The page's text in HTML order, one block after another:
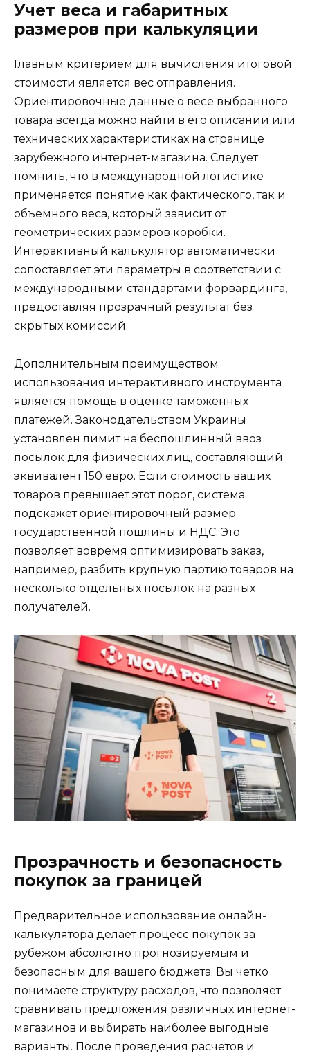
Учет веса и габаритных
размеров при калькуляции
Главным критерием для вычисления итоговой
стоимости является вес отправления.
Ориентировочные данные о весе выбранного
товара всегда можно найти в его описании или
технических характеристиках на странице
зарубежного интернет-магазина. Следует
помнить, что в международной логистике
применяется понятие как фактического, так и
объемного веса, который зависит от
геометрических размеров коробки.
Интерактивный калькулятор автоматически
сопоставляет эти параметры в соответствии с
международными стандартами форвардинга,
предоставляя прозрачный результат без
скрытых комиссий.
Дополнительным преимуществом
использования интерактивного инструмента
является помощь в оценке таможенных
платежей. Законодательством Украины
установлен лимит на беспошлинный ввоз
посылок для физических лиц, составляющий
эквивалент 150 евро. Если стоимость ваших
товаров превышает этот порог, система
подскажет ориентировочный размер
государственной пошлины и НДС. Это
позволяет вовремя оптимизировать заказ,
например, разбить крупную партию товаров на
несколько отдельных посылок на разных
получателей.
Прозрачность и безопасность
покупок за границей
Предварительное использование онлайн-
калькулятора делает процесс покупок за
рубежом абсолютно прогнозируемым и
безопасным для вашего бюджета. Вы четко
понимаете структуру расходов, что позволяет
сравнивать предложения различных интернет-
магазинов и выбирать наиболее выгодные
варианты. После проведения расчетов и